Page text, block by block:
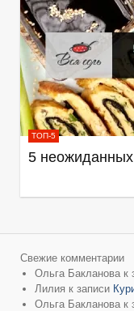
ТОП-5
5
Свежие комментарии
Ольга Бакланова к
Лилия к записи
Ольга Бакланова к